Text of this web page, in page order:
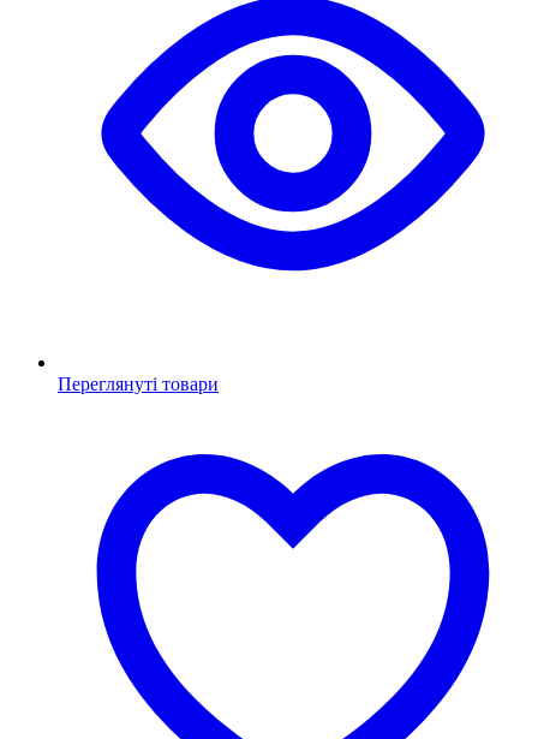
Переглянуті товари